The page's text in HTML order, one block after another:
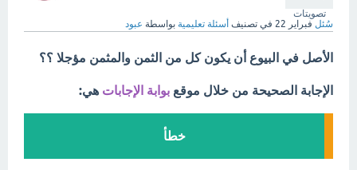
تصويتات
سُئل فبراير 22 في تصنيف أسئلة تعليمية بواسطة عبود
الأصل في البيوع أن يكون كل من الثمن والمثمن مؤجلا ؟؟
الإجابة الصحيحة من خلال موقع بوابة الإجابات هي:
خطأ